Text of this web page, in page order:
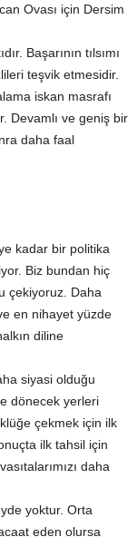
Ovası için Dersim
Başarının tılsımı
teşvik etmesidir.
iskan masrafı
Devamlı ve geniş bir
daha faal
kadar bir politika
Biz bundan hiç
çekiyoruz. Daha
en nihayet yüzde
diline
siyasi olduğu
dönecek yerleri
çekmek için ilk
ilk tahsil için
daha
yoktur. Orta
eden olursa